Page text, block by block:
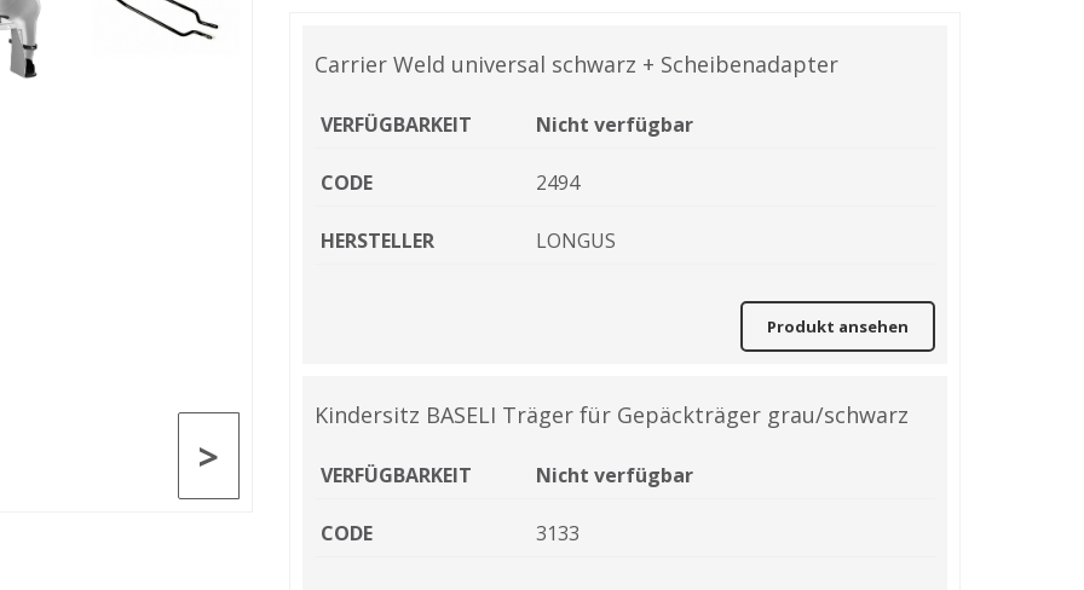
>
Carrier Weld universal schwarz + Scheibenadapter
VERFÜGBARKEIT Nicht verfügbar
CODE 2494
HERSTELLER LONGUS
Produkt ansehen
Kindersitz BASELI Träger für Gepäckträger grau/schwarz
VERFÜGBARKEIT Nicht verfügbar
CODE 3133